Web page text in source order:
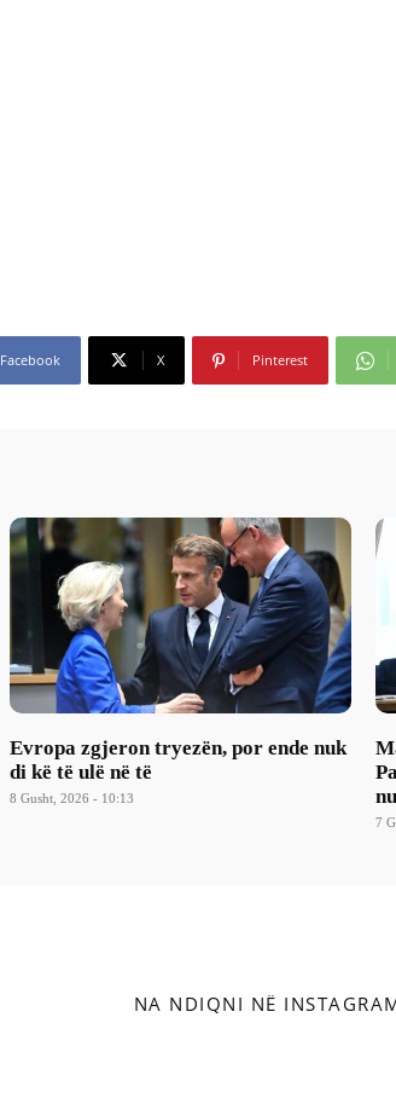
Facebook X Pinterest
Evropa zgjeron tryezën, por ende nuk
di kë të ulë në të
8 Gusht, 2026 - 10:13
7
NA NDIQNI NË